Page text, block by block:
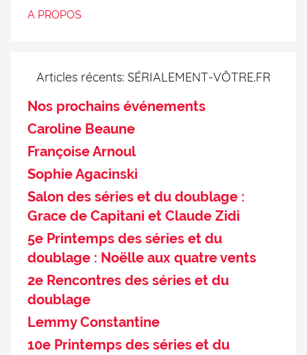
A PROPOS
Articles récents: SÉRIALEMENT-VÔTRE.FR
Nos prochains événements
Caroline Beaune
Françoise Arnoul
Sophie Agacinski
Salon des séries et du doublage :
Grace de Capitani et Claude Zidi
5e Printemps des séries et du
doublage : Noëlle aux quatre vents
2e Rencontres des séries et du
doublage
Lemmy Constantine
10e Printemps des séries et du